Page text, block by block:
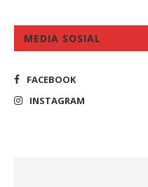
MEDIA SOSIAL
FACEBOOK
INSTAGRAM